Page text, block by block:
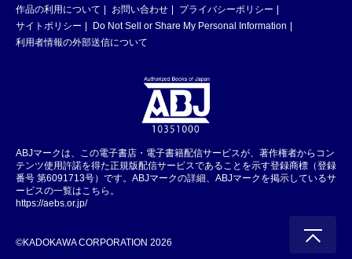
作品の利用について
お問い合わせ
プライバシーポリシー
サイトポリシー
Do Not Sell or Share My Personal Information
利用者情報の外部送信について
ABJマークは、この電子書店・電子書籍配信サービスが、著作権者からコン
テンツ使用許諾を得た正規版配信サービスであることを示す登録商標（登録
番号 第6091713号）です。ABJマークの詳細、ABJマークを掲示しているサ
ービスの一覧はこちら。
https://aebs.or.jp/
©KADOKAWA CORPORATION 2026